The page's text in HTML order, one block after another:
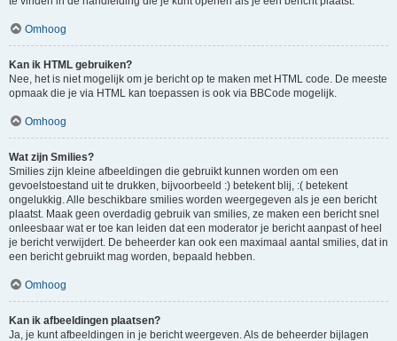
Omhoog
Kan ik HTML gebruiken?
Nee, het is niet mogelijk om je bericht op te maken met HTML code. De meeste
opmaak die je via HTML kan toepassen is ook via BBCode mogelijk.
Omhoog
Wat zijn Smilies?
Smilies zijn kleine afbeeldingen die gebruikt kunnen worden om een
gevoelstoestand uit te drukken, bijvoorbeeld :) betekent blij, :( betekent
ongelukkig. Alle beschikbare smilies worden weergegeven als je een bericht
plaatst. Maak geen overdadig gebruik van smilies, ze maken een bericht snel
onleesbaar wat er toe kan leiden dat een moderator je bericht aanpast of heel
je bericht verwijdert. De beheerder kan ook een maximaal aantal smilies, dat in
een bericht gebruikt mag worden, bepaald hebben.
Omhoog
Kan ik afbeeldingen plaatsen?
Ja, je kunt afbeeldingen in je bericht weergeven. Als de beheerder bijlagen